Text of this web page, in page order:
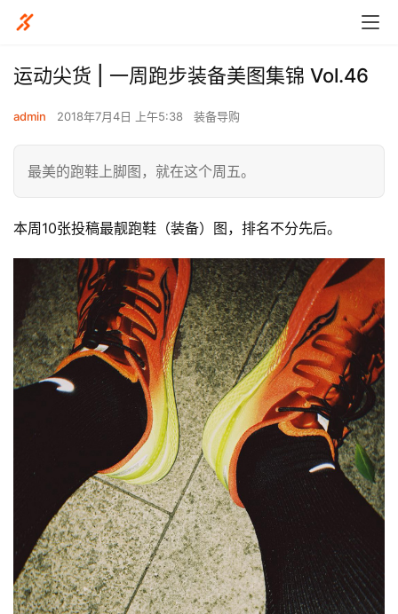
运动尖货 | 一周跑步装备美图集锦 Vol.46
admin 2018年7月4日 上午5:38 装备导购
最美的跑鞋上脚图，就在这个周五。
本周10张投稿最靓跑鞋（装备）图，排名不分先后。